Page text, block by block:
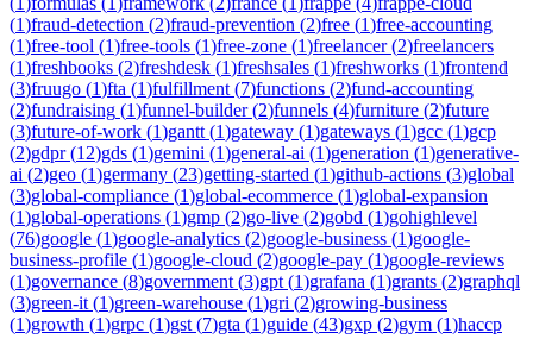
(1)fraud-detection (2)fraud-prevention (2)free (1)free-accounting
(1)free-tool (1)free-tools (1)free-zone (1)freelancer(2)freelancers
(1)freshbooks (2)freshdesk (1)freshsales (1)freshworks (1)frontend
(3)fruugo (1)fta (1)fulfillment (7)functions (2)fund-accounting
(2)fundraising (1)funnel-builder(2)funnels (4)furniture (2)future
(3)future-of-work (1)gantt (1)gateway (1)gateways (1)gcc (1)gcp
(2)gdpr(12)gds (1)gemini (1)general-ai (1)generation (1)generative-
ai (2)geo (1)germany (23)getting-started (1)github-actions (3)global
(3)global-compliance (1)global-ecommerce (1)global-expansion
(1)global-operations (1)gmp (2)go-live (2)gobd (1)gohighlevel
(76)google (1)google-analytics (2)google-business (1)google-
business-profile (1)google-cloud (2)google-pay (1)google-reviews
(1)governance (8)government (3)gpt (1)grafana (1)grants (2)graphql
(3)green-it (1)green-warehouse (1)gri (2)growing-business
(1)growth (1)grpc (1)gst (7)gta (1)guide (43)gxp (2)gym (1)haccp